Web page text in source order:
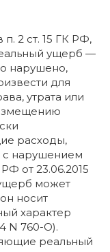
2 ст. 15 ГК РФ,
ущерб —
нарушено,
для
утрата или
расходы,
с нарушением
от 23.06.2015
может
носит
характер
N 760-О).
реальный